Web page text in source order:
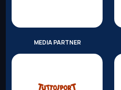
MEDIA PARTNER